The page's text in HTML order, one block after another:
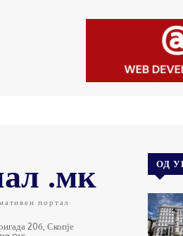
.мк
портал
20б, Скопје
ОД